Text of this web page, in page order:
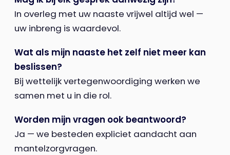
In overleg met uw naaste vrijwel altijd wel —
uw inbreng is waardevol.
Wat als mijn naaste het zelf niet meer kan
beslissen?
Bij wettelijk vertegenwoordiging werken we
samen met u in die rol.
Worden mijn vragen ook beantwoord?
Ja — we besteden expliciet aandacht aan
mantelzorgvragen.